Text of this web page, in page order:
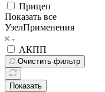
Прицеп
Показать все
УзелПрименения
АКПП
Очистить фильтр
Показать